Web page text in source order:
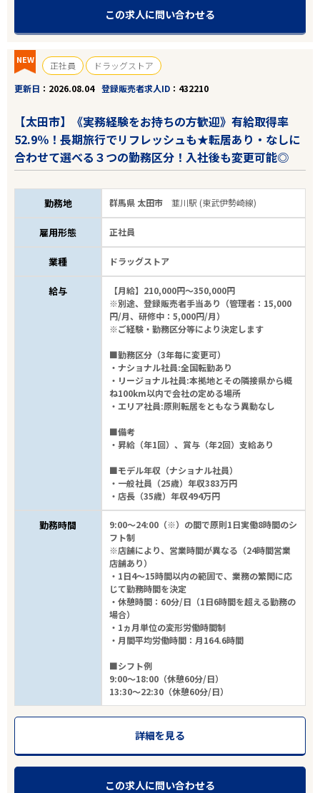
エリアで探す
群馬
業種
フリーワード
この求人に問い合わせる
NEW 正社員
ドラッグストア
更新日
2026.08.04 登録販売者求人ID 432210
【太田市】《実務経験をお持ちの方歓迎》有給取得率
52.9％！長期旅行でリフレッシュも★転居あり・なしに
合わせて選べる３つの勤務区分！入社後も変更可能◎
勤務地 群馬県 太田市韮川駅 (東武伊勢崎線)
雇用形態 正社員
業種 ドラッグストア
給与
【月給】210,000円～350,000円
※別途、登録販売者手当あり（管理者：15,000
円/月、研修中：5,000円/月）
※ご経験・勤務区分等により決定します
■勤務区分（3年毎に変更可）
・ナショナル社員:全国転勤あり
・リージョナル社員:本拠地とその隣接県から概
ね100km以内で会社の定める場所
・エリア社員:原則転居をともなう異動なし
■備考
・昇給（年1回）、賞与（年2回）支給あり
■モデル年収（ナショナル社員）
・一般社員（25歳）年収383万円
・店長（35歳）年収494万円
勤務時間
9:00～24:00（※）の間で原則1日実働8時間のシ
フト制
※店舗により、営業時間が異なる（24時間営業
店舗あり）
・1日4～15時間以内の範囲で、業務の繁閑に応
じて勤務時間を決定
・休憩時間：60分/日（1日6時間を超える勤務の
場合）
・1ヵ月単位の変形労働時間制
・月間平均労働時間：月164.6時間
■シフト例
9:00～18:00（休憩60分/日）
13:30～22:30（休憩60分/日）
詳細を見る
この求人に問い合わせる